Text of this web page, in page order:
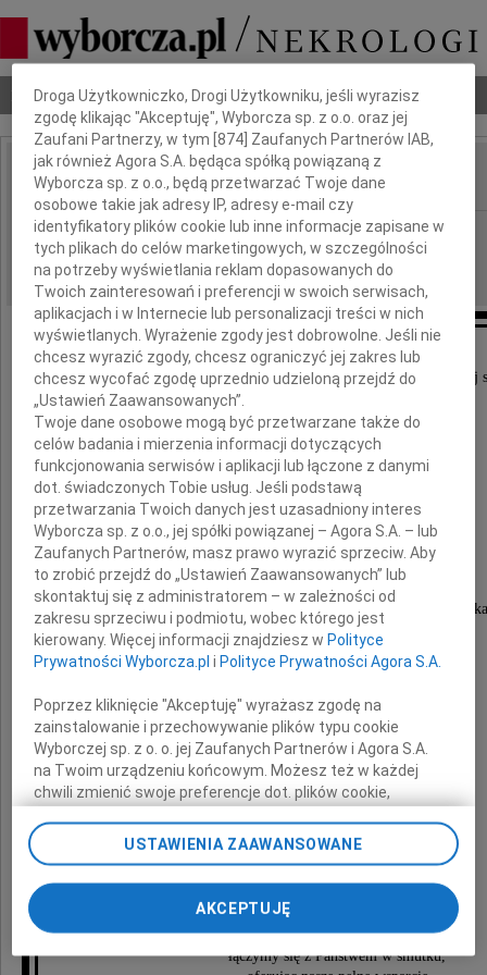
Nekrologi Odeszli Poradnik pogrzebowy
IMIĘ I NAZWISKO:
REGION: cała Polska
DATA EMISJI: 14.05.2026
Z głębokim poruszeniem oraz w poczuciu ogromnej
przyjęliśmy wiadomość o tragicznej śmierci
Ojca
Naszego Szanownego Kolegi i Współpracownika
Pana Konrada Gawrona
W imieniu całej społeczności firmy,
składamy
Panu oraz Najbliższym
W tych bolesnych chwilach
łączymy się z Państwem w smutku,
Dbamy o Twoją prywatność
Droga Użytkowniczko, Drogi Użytkowniku, jeśli wyrazisz
zgodę klikając "Akceptuję", Wyborcza sp. z o.o. oraz jej
Zaufani Partnerzy, w tym [874 ] Zaufanych Partnerów IAB,
jak również Agora S.A. będąca spółką powiązaną z
Wyborcza sp. z o.o., będą przetwarzać Twoje dane
osobowe takie jak adresy IP, adresy e-mail czy
identyfikatory plików cookie lub inne informacje zapisane w
tych plikach do celów marketingowych, w szczególności
na potrzeby wyświetlania reklam dopasowanych do
Twoich zainteresowań i preferencji w swoich serwisach,
aplikacjach i w Internecie lub personalizacji treści w nich
wyświetlanych. Wyrażenie zgody jest dobrowolne. Jeśli nie
chcesz wyrazić zgody, chcesz ograniczyć jej zakres lub
chcesz wycofać zgodę uprzednio udzieloną przejdź do
„Ustawień Zaawansowanych”.
Twoje dane osobowe mogą być przetwarzane także do
celów badania i mierzenia informacji dotyczących
funkcjonowania serwisów i aplikacji lub łączone z danymi
dot. świadczonych Tobie usług. Jeśli podstawą
przetwarzania Twoich danych jest uzasadniony interes
Wyborcza sp. z o.o., jej spółki powiązanej – Agora S.A. – lub
Zaufanych Partnerów, masz prawo wyrazić sprzeciw. Aby
to zrobić przejdź do „Ustawień Zaawansowanych” lub
skontaktuj się z administratorem – w zależności od
zakresu sprzeciwu i podmiotu, wobec którego jest
kierowany. Więcej informacji znajdziesz w Polityce
Prywatności Wyborcza.pl i Polityce Prywatności Agora S.A.
Poprzez kliknięcie "Akceptuję" wyrażasz zgodę na
zainstalowanie i przechowywanie plików typu cookie
Wyborczej sp. z o. o. jej Zaufanych Partnerów i Agora S.A.
na Twoim urządzeniu końcowym. Możesz też w każdej
chwili zmienić swoje preferencje dot. plików cookie,
preferencjami dot. przetwarzania danych poprzez
odnośnik „Ustawienia prywatności” w stopce serwisu i
przechodząc do sekcji „Ustawienia zaawansowane”.
Zmiana ustawień plików cookie możliwa jest także za
pomocą ustawień przeglądarki.
My, nasi Zaufani Partnerzy i Agora S.A. możemy
USTAWIENIA ZAAWANSOWANE
AKCEPTUJĘ